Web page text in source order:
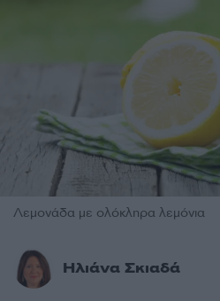
Λεμονάδα με ολόκληρα λεμόνια
Ηλιάνα Σκιαδά